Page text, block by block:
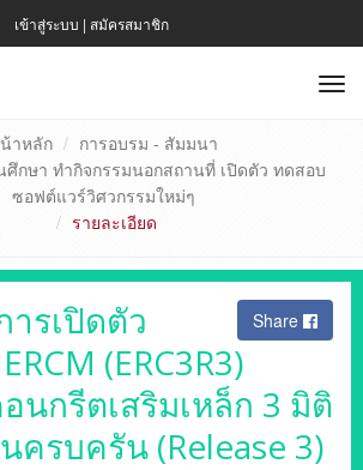
เข้าสู่ระบบ | สมัครสมาชิก
าหลัก
การอบรม - สัมมนา
ศึกษา ทำกิจกรรมนอกสถานที่ เปิดตัว ทดสอบ
ซอฟต์แวร์วิศวกรรมใหม่ๆ
รายละเอียด
Share
ารเปิดตัว
(ERC3R3)
นกรีตเสริมเหล็ก 3 มิติ
ครบครัน (Release 3)